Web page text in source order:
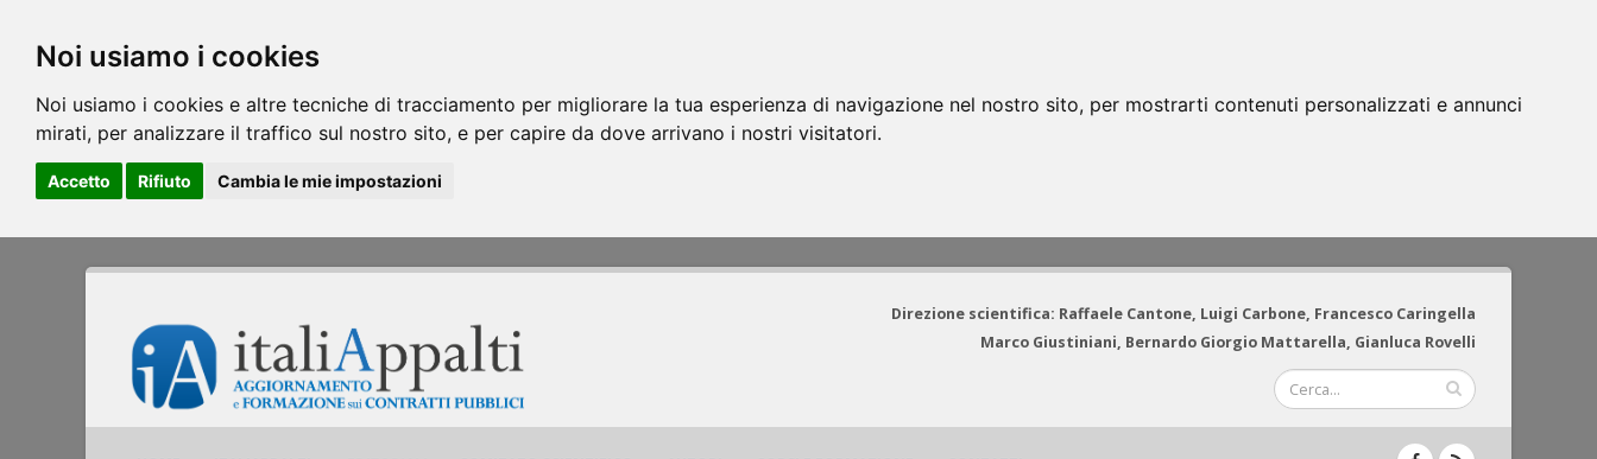
Noi usiamo i cookies
Noi usiamo i cookies e altre tecniche di tracciamento per migliorare la tua esperienza di navigazione nel nostro sito, per mostrarti contenuti personalizzati e annunci
mirati, per analizzare il traffico sul nostro sito, e per capire da dove arrivano i nostri visitatori.
Accetto Rifiuto Cambia le mie impostazioni
Direzione scientifica: Raffaele Cantone, Luigi Carbone, Francesco Caringella
Marco Giustiniani, Bernardo Giorgio Mattarella, Gianluca Rovelli